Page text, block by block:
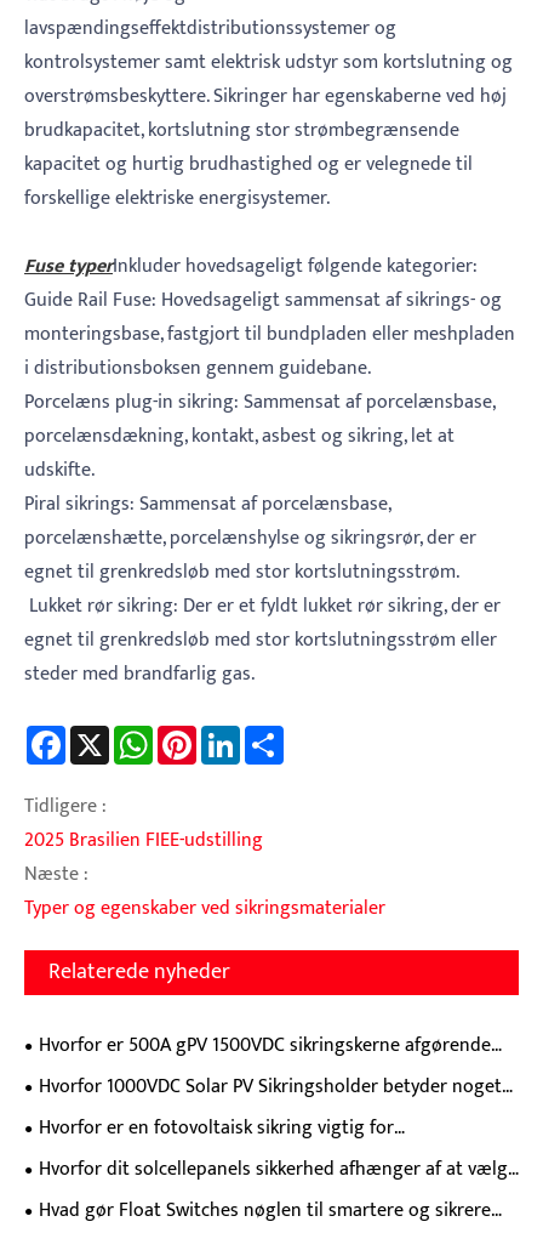
lavspændingseffektdistributionssystemer og
kontrolsystemer samt elektrisk udstyr som kortslutning og
overstrømsbeskyttere. Sikringer har egenskaberne ved høj
brudkapacitet, kortslutning stor strømbegrænsende
kapacitet og hurtig brudhastighed og er velegnede til
forskellige elektriske energisystemer.
‌Fuse typer‌Inkluder hovedsageligt følgende kategorier:
‌Guide Rail Fuse‌: Hovedsageligt sammensat af sikrings- og
monteringsbase, fastgjort til bundpladen eller meshpladen
i distributionsboksen gennem guidebane.
‌Porcelæns plug-in sikring‌: Sammensat af porcelænsbase,
porcelænsdækning, kontakt, asbest og sikring, let at
udskifte.
‌Piral sikrings‌: Sammensat af porcelænsbase,
porcelænshætte, porcelænshylse og sikringsrør, der er
egnet til grenkredsløb med stor kortslutningsstrøm.
‌ Lukket rør sikring‌: Der er et fyldt lukket rør sikring, der er
egnet til grenkredsløb med stor kortslutningsstrøm eller
steder med brandfarlig gas.
Facebook WhatsAppPinterestLinkedIn
Tidligere :
2025 Brasilien FIEE-udstilling
Næste :
Typer og egenskaber ved sikringsmaterialer
Relaterede nyheder
Hvorfor er 500A gPV 1500VDC sikringskerne afgørende
for moderne solenergibeskyttelse?
Hvorfor 1000VDC Solar PV Sikringsholder betyder noget
for pålidelige solenergisystemer?
Hvorfor er en fotovoltaisk sikring vigtig for
solenergisystemer?
Hvorfor dit solcellepanels sikkerhed afhænger af at vælge
den rigtige fotovoltaiske DC-sikring
Hvad gør Float Switches nøglen til smartere og sikrere